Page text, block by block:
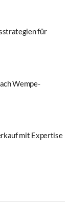
für
Wempe-
mit Expertise